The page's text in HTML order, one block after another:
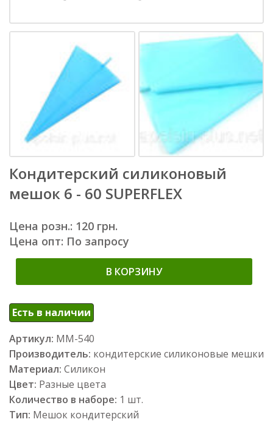
Кондитерский силиконовый
мешок 6 - 60 SUPERFLEX
Цена розн.: 120 грн.
Цена опт: По запросу
В КОРЗИНУ
Есть в наличии
Артикул: ММ-540
Производитель: кондитерские силиконовые мешки
Материал: Силикон
Цвет: Разные цвета
Количество в наборе: 1 шт.
Тип: Мешок кондитерский